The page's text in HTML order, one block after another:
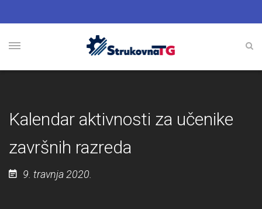
Kalendar aktivnosti za učenike
završnih razreda
9. travnja 2020.